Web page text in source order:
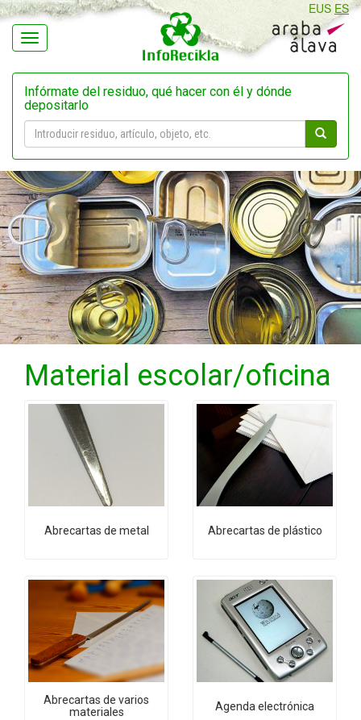
Navegación
EUS ES
Infórmate del residuo, qué hacer con él y dónde
depositarlo
Material escolar/oficina
Abrecartas de metal Abrecartas de plástico
Abrecartas de varios
materiales
Agenda electrónica